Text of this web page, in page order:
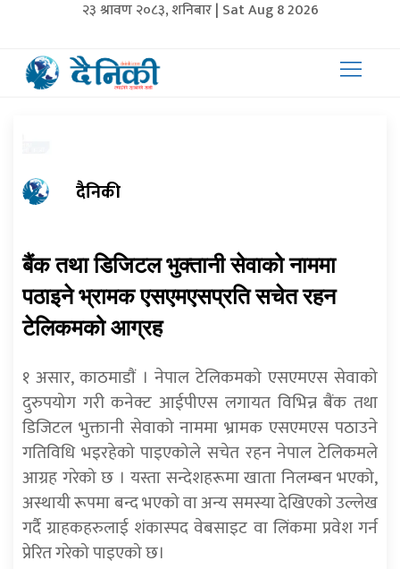
२३ श्रावण २०८३, शनिबार | Sat Aug 8 2026
दैनिकी
बैंक तथा डिजिटल भुक्तानी सेवाको नाममा
पठाइने भ्रामक एसएमएसप्रति सचेत रहन
टेलिकमको आग्रह
१ असार, काठमाडाैं । नेपाल टेलिकमको एसएमएस सेवाको
दुरुपयोग गरी कनेक्ट आईपीएस लगायत विभिन्न बैंक तथा
डिजिटल भुक्तानी सेवाको नाममा भ्रामक एसएमएस पठाउने
गतिविधि भइरहेको पाइएकोले सचेत रहन नेपाल टेलिकमले
आग्रह गरेको छ । यस्ता सन्देशहरूमा खाता निलम्बन भएको,
अस्थायी रूपमा बन्द भएको वा अन्य समस्या देखिएको उल्लेख
गर्दै ग्राहकहरुलाई शंकास्पद वेबसाइट वा लिंकमा प्रवेश गर्न
प्रेरित गरेको पाइएको छ।